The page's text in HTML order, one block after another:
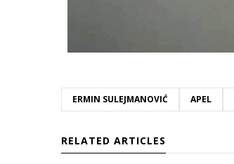
ERMIN SULEJMANOVIĆ APEL
RELATED ARTICLES